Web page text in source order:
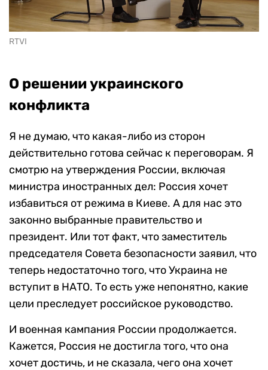
RTVI
О решении украинского
конфликта
Я не думаю, что какая-либо из сторон
действительно готова сейчас к переговорам. Я
смотрю на утверждения России, включая
министра иностранных дел: Россия хочет
избавиться от режима в Киеве. А для нас это
законно выбранные правительство и
президент. Или тот факт, что заместитель
председателя Совета безопасности заявил, что
теперь недостаточно того, что Украина не
вступит в НАТО. То есть уже непонятно, какие
цели преследует российское руководство.
И военная кампания России продолжается.
Кажется, Россия не достигла того, что она
хочет достичь, и не сказала, чего она хочет